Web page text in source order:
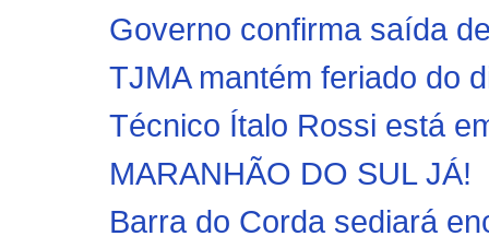
Governo confirma saída
TJMA mantém feriado do
Técnico Ítalo Rossi está
MARANHÃO DO SUL JÁ!
Barra do Corda sediará